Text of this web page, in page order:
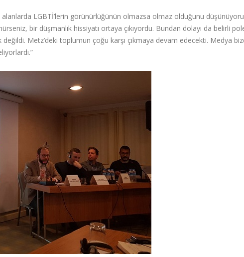
LGBTİ’lerin görünürlüğünün olmazsa olmaz olduğunu
bir düşmanlık hissiyatı ortaya çıkıyordu. Bundan dolayı da belirli
Metz’deki toplumun çoğu karşı çıkmaya devam edecekti. Medya